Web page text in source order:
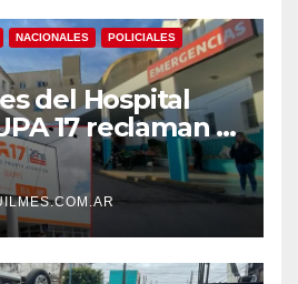
NACIONALES POLICIALES
del Hospital
17 reclaman el
de becarios y